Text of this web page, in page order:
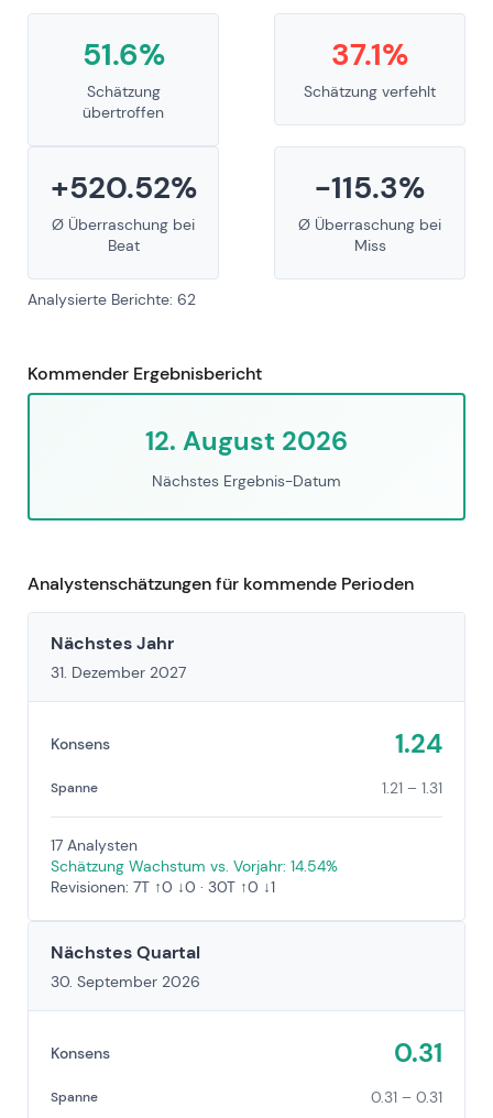
51.6%
Schätzung
übertroffen
37.1%
Schätzung verfehlt
+520.52%
Ø Überraschung bei
Beat
-115.3%
Ø Überraschung bei
Miss
Analysierte Berichte: 62
Kommender Ergebnisbericht
12. August 2026
Nächstes Ergebnis-Datum
Analystenschätzungen für kommende Perioden
Nächstes Jahr
31. Dezember 2027
Konsens 1.24
Spanne 1.21 – 1.31
17 Analysten
Schätzung Wachstum vs. Vorjahr: 14.54%
Revisionen: 7T ↑0 ↓0 · 30T ↑0 ↓1
Nächstes Quartal
30. September 2026
Konsens 0.31
Spanne 0.31 – 0.31